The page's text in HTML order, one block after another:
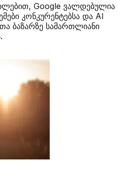
Google ვალდებულია
კონკურენტებსა და AI
ბაზარზე სამართლიანი